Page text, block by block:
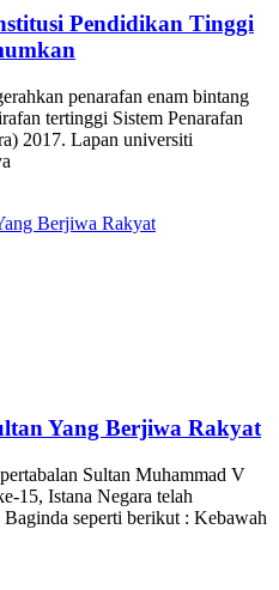
Pendidikan Tinggi
penarafan enam bintang
tertinggi Sistem Penarafan
2017. Lapan universiti
Yang Berjiwa Rakyat
Sultan Muhammad V
15, Istana Negara telah
seperti berikut : Kebawah